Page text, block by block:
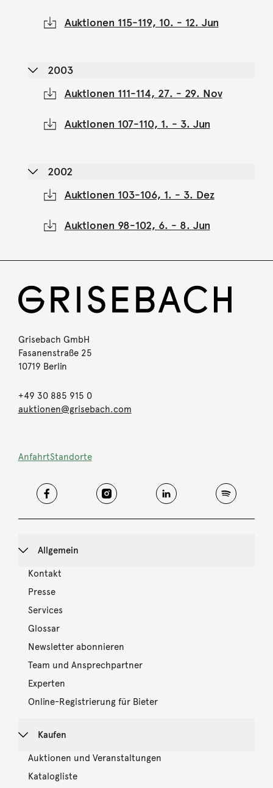
Auktionen 115-119, 10. - 12. Jun
2003
Auktionen 111-114, 27. - 29. Nov
Auktionen 107-110, 1. - 3. Jun
2002
Auktionen 103-106, 1. - 3. Dez
Auktionen 98-102, 6. - 8. Jun
Grisebach GmbH
Fasanenstraße 25
10719 Berlin
+49 30 885 915 0
auktionen@grisebach.com
AnfahrtStandorte
Allgemein
Kontakt
Presse
Services
Glossar
Newsletter abonnieren
Team und Ansprechpartner
Experten
Online-Registrierung für Bieter
Kaufen
Auktionen und Veranstaltungen
Katalogliste